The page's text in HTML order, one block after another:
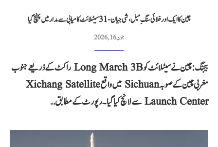
چین کا ایک اور خلائی سنگِ میل، شی جیان-31 سیٹلائٹ کامیابی سے مدار میں پہنچ گیا
جون 16, 2026
بیجنگ: چین نے سیٹلائٹ کو Long March 3B راکٹ کے ذریعے جنوب
مغربی چین کے صوبہ Sichuan میں واقع Xichang Satellite
Launch Center سے لانچ کیا گیا۔ رپورٹ کے مطابق…